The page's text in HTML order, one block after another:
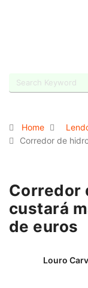
Home
Corredor de
Corredor
custará
de euros
Louro